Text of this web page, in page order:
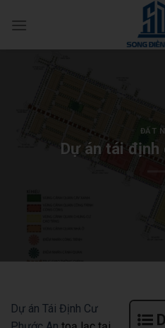
qua
ĐẤT
Dự án tái
Dự án Tái Định Cư